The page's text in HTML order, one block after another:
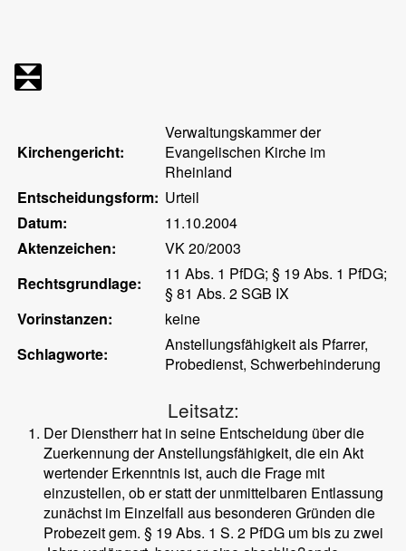
Kirchengericht:
Verwaltungskammer der
Evangelischen Kirche im
Rheinland
Entscheidungsform: Urteil
Datum:
11.10.2004
Aktenzeichen:
VK 20/2003
Rechtsgrundlage:
11 Abs. 1 PfDG; § 19 Abs. 1 PfDG;
§ 81 Abs. 2 SGB IX
Vorinstanzen:
keine
Schlagworte:
Anstellungsfähigkeit als Pfarrer,
Probedienst, Schwerbehinderung
Leitsatz:
Der Dienstherr hat in seine Entscheidung über die
Zuerkennung der Anstellungsfähigkeit, die ein Akt
wertender Erkenntnis ist, auch die Frage mit
einzustellen, ob er statt der unmittelbaren Entlassung
zunächst im Einzelfall aus besonderen Gründen die
Probezeit gem. § 19 Abs. 1 S. 2 PfDG um bis zu zwei